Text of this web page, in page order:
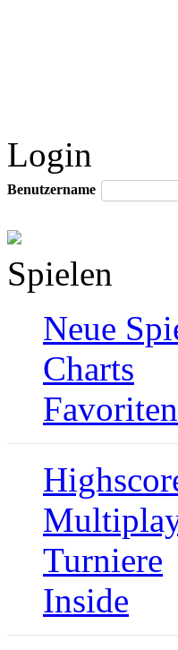
Login
Benutzername
Spielen
Neue
Charts
Favoriten
Turniere
Inside